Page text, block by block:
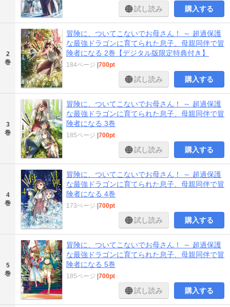
試し読み 購入する
2
巻
冒険に、ついてこないでお母さん！ ～ 超過保護
な最強ドラゴンに育てられた息子、母親同伴で冒
険者になる 2巻【デジタル版限定特典付き】
184ページ 700pt
試し読み 購入する
3
巻
冒険に、ついてこないでお母さん！ ～ 超過保護
な最強ドラゴンに育てられた息子、母親同伴で冒
険者になる 3巻
185ページ 700pt
試し読み 購入する
4
巻
冒険に、ついてこないでお母さん！ ～ 超過保護
な最強ドラゴンに育てられた息子、母親同伴で冒
険者になる 4巻
173ページ 700pt
試し読み 購入する
5
巻
冒険に、ついてこないでお母さん！ ～ 超過保護
な最強ドラゴンに育てられた息子、母親同伴で冒
険者になる 5巻
185ページ 700pt
試し読み 購入する